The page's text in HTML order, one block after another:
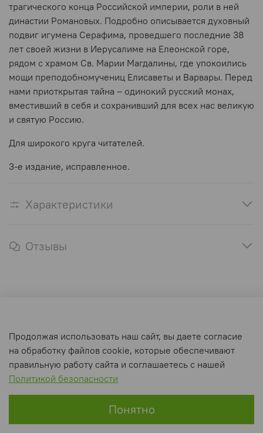
трагического конца Российской империи, роли в ней
династии Романовых. Подробно описывается духовный
подвиг игумена Серафима, проведшего последние 38
лет своей жизни в Иерусалиме на Елеонской горе,
рядом с храмом Св. Марии Магдалины, где упокоились
мощи преподобномучениц Елисаветы и Варвары. Перед
нами приоткрытая тайна – одинокий русский монах,
вместивший в себя и сохранивший для всех нас великую
и святую Россию.
Для широкого круга читателей.
3-е издание, исправленное.
Характеристики
Отзывы
Пользовательское соглашение
Условия обмена и возврата
Интернет-магазин создан на inSales
Продолжая использовать наш сайт, вы даете согласие
на обработку файлов cookie, которые обеспечивают
правильную работу сайта и соглашаетесь с нашей
Политикой безопасности
Понятно